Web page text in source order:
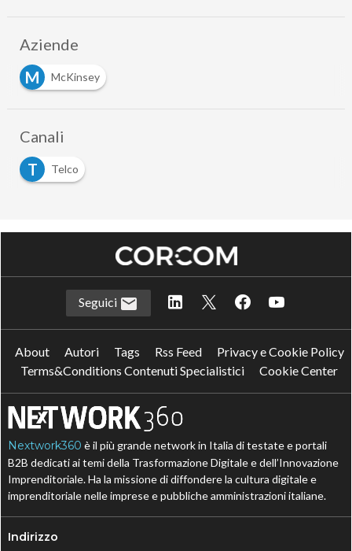
Aziende
M
McKinsey
Canali
T
Telco
Seguici
About Autori Tags Rss Feed
Privacy e Cookie Policy
Terms&Conditions Contenuti Specialistici
Cookie Center
Nextwork360 è il più grande network in Italia di testate e portali
B2B dedicati ai temi della Trasformazione Digitale e dell’Innovazione
Imprenditoriale. Ha la missione di diffondere la cultura digitale e
imprenditoriale nelle imprese e pubbliche amministrazioni italiane.
Indirizzo